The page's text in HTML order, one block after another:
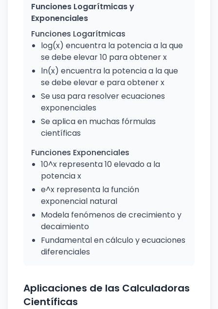
Funciones Logarítmicas y
Exponenciales
Funciones Logarítmicas
log(x) encuentra la potencia a la que
se debe elevar 10 para obtener x
ln(x) encuentra la potencia a la que
se debe elevar e para obtener x
Se usa para resolver ecuaciones
exponenciales
Se aplica en muchas fórmulas
científicas
Funciones Exponenciales
10^x representa 10 elevado a la
potencia x
e^x representa la función
exponencial natural
Modela fenómenos de crecimiento y
decaimiento
Fundamental en cálculo y ecuaciones
diferenciales
Aplicaciones de las Calculadoras
Científicas